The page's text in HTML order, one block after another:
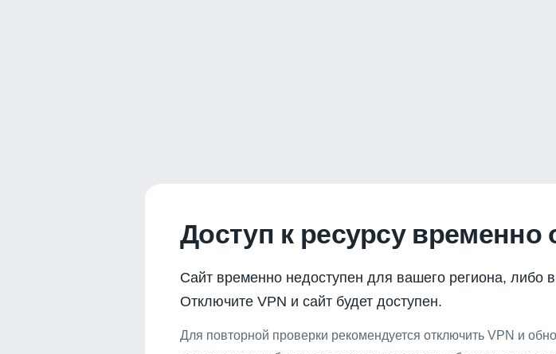
Доступ к ресурсу временно
Сайт временно недоступен для вашего региона, либо
Отключите VPN и сайт будет доступен.
Для повторной проверки рекомендуется отключить VPN и